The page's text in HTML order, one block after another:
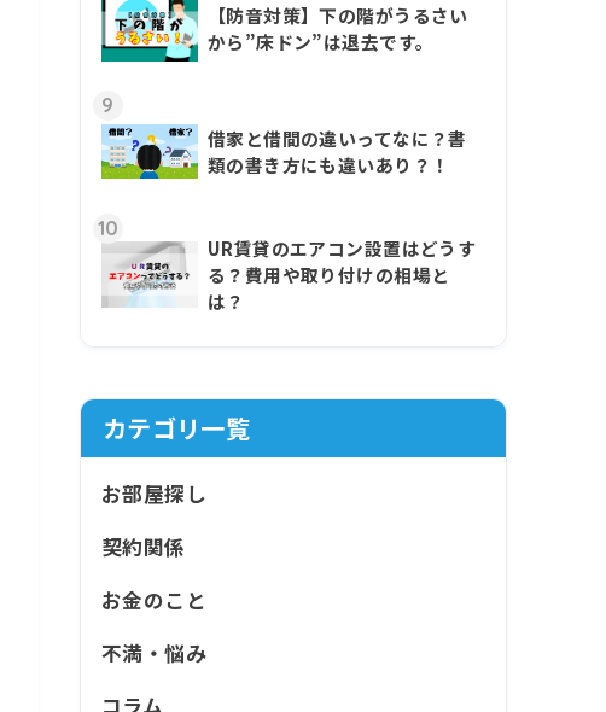
【防音対策】下の階がうるさい
から”床ドン”は退去です。
9
借家と借間の違いってなに？書
類の書き方にも違いあり？！
10
UR賃貸のエアコン設置はどうす
る？費用や取り付けの相場と
は？
カテゴリ一覧
お部屋探し
契約関係
お金のこと
不満・悩み
コラム